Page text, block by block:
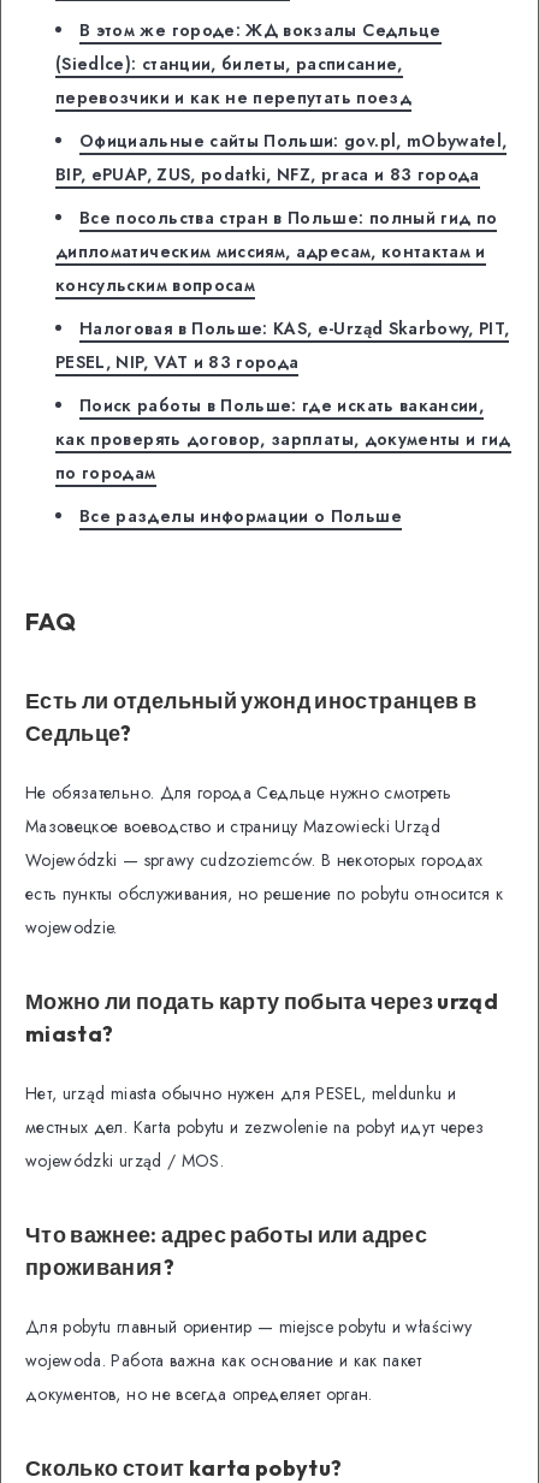
В этом же городе: ЖД вокзалы Седльце
(Siedlce): станции, билеты, расписание,
перевозчики и как не перепутать поезд
Официальные сайты Польши: gov.pl, mObywatel,
BIP, ePUAP, ZUS, podatki, NFZ, praca и 83 города
Все посольства стран в Польше: полный гид по
дипломатическим миссиям, адресам, контактам и
консульским вопросам
Налоговая в Польше: KAS, e-Urząd Skarbowy, PIT,
PESEL, NIP, VAT и 83 города
Поиск работы в Польше: где искать вакансии,
как проверять договор, зарплаты, документы и гид
по городам
Все разделы информации о Польше
FAQ
Есть ли отдельный ужонд иностранцев в
Седльце?
Не обязательно. Для города Седльце нужно смотреть
Мазовецкое воеводство и страницу Mazowiecki Urząd
Wojewódzki — sprawy cudzoziemców. В некоторых городах
есть пункты обслуживания, но решение по pobytu относится к
wojewodzie.
Можно ли подать карту побыта через urząd
miasta?
Нет, urząd miasta обычно нужен для PESEL, meldunku и
местных дел. Karta pobytu и zezwolenie na pobyt идут через
wojewódzki urząd / MOS.
Что важнее: адрес работы или адрес
проживания?
Для pobytu главный ориентир — miejsce pobytu и właściwy
wojewoda. Работа важна как основание и как пакет
документов, но не всегда определяет орган.
Сколько стоит karta pobytu?